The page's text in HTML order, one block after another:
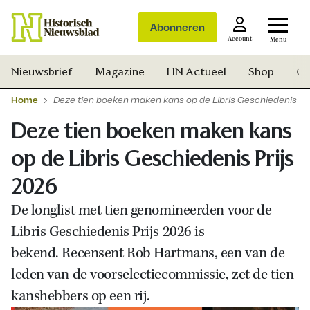
Abonneren
Account Menu
Nieuwsbrief Magazine HN Actueel Shop
Home Deze tien boeken maken kans op de Libris Geschiedenis
Deze tien boeken maken kans
op de Libris Geschiedenis Prijs
2026
De longlist met tien genomineerden voor de
Libris Geschiedenis Prijs 2026 is
bekend.Recensent Rob Hartmans, een van de
leden van de voorselectiecommissie, zet de tien
kanshebbers op een rij.